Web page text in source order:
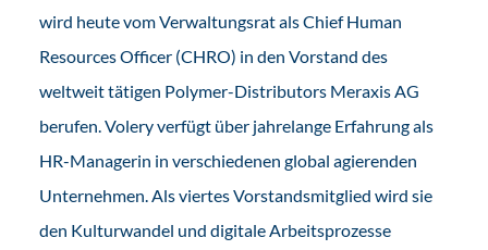
wird heute vom Verwaltungsrat als Chief Human
Resources Officer (CHRO) in den Vorstand des
weltweit tätigen Polymer-Distributors Meraxis AG
berufen. Volery verfügt über jahrelange Erfahrung als
HR-Managerin in verschiedenen global agierenden
Unternehmen. Als viertes Vorstandsmitglied wird sie
den Kulturwandel und digitale Arbeitsprozesse